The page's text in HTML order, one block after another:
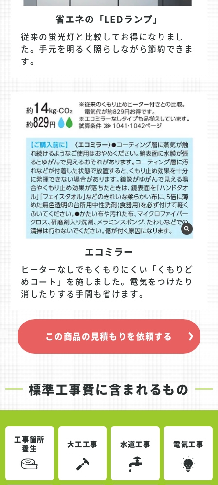
省エネの「LEDランプ」
従来の蛍光灯と比較してお得になりまし
た。手元を明るく照らしながら節約できま
す。
エコミラー
ヒーターなしでもくもりにくい「くもりど
めコート」を施しました。電気をつけたり
消したりする手間も省けます。
この商品の見積もりを依頼する
標準工事費に含まれるもの
工事箇所
養生
大工工事 水道工事 電気工事